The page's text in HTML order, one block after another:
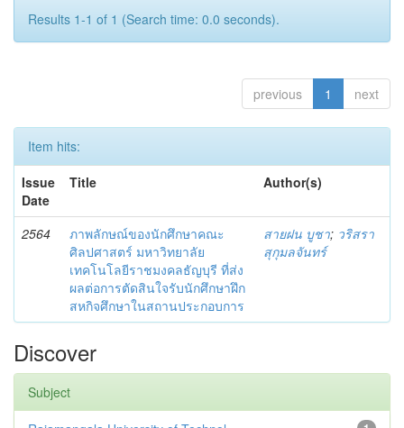
Results 1-1 of 1 (Search time: 0.0 seconds).
previous 1 next
Item hits:
Issue
Date
Title Author(s)
2564
ภาพลักษณ์ของนักศึกษาคณะ
ศิลปศาสตร์ มหาวิทยาลัย
เทคโนโลยีราชมงคลธัญบุรี ที่ส่ง
ผลต่อการตัดสินใจรับนักศึกษาฝึก
สหกิจศึกษาในสถานประกอบการ
สายฝน บูชา; วริสรา
สุกุมลจันทร์
Discover
Subject